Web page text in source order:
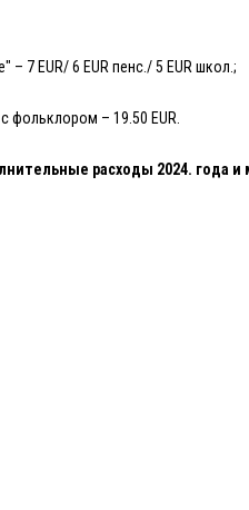
7 EUR/ 6 EUR пенс./ 5 EUR школ.;
фольклором – 19.50 EUR.
расходы 2024. года и